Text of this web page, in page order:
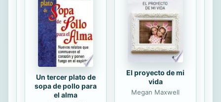
Un tercer plato de
sopa de pollo para
el alma
El proyecto de mi
vida
Megan Maxwell